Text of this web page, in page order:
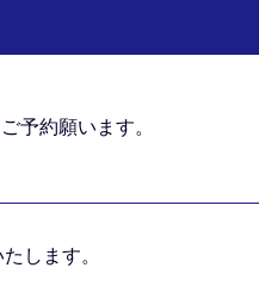
予約願います。
します。